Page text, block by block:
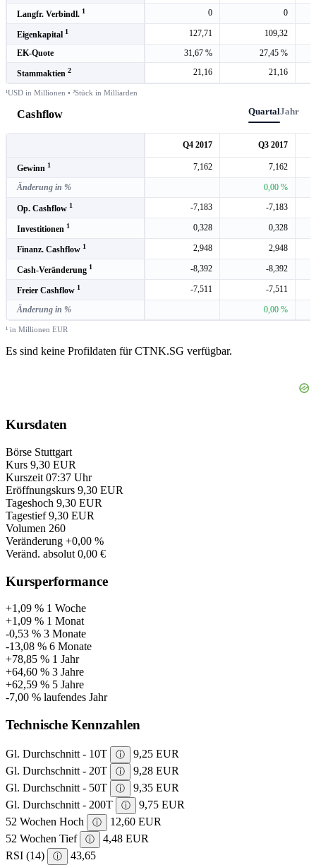
Langfr. Verbindl. 1 0 0
Eigenkapital 1 127,71
109,32
EK-Quote
31,67 % 27,45 %
Stammaktien 2 21,16 21,16
¹USD in Millionen • ²Stück in Milliarden
Cashflow QuartalJahr
Q4 2017 Q3 2017
Gewinn 1 7,162 7,162
Änderung in % 0,00 %
Op. Cashflow 1 -7,183 -7,183
Investitionen 1 0,328 0,328
Finanz. Cashflow 1 2,948 2,948
Cash-Veränderung 1 -8,392 -8,392
Freier Cashflow 1 -7,511 -7,511
Änderung in % 0,00 %
¹ in Millionen EUR
Es sind keine Profildaten für CTNK.SG verfügbar.
Kursdaten
Börse Stuttgart
Kurs 9,30 EUR
Kurszeit 07:37 Uhr
Eröffnungskurs 9,30 EUR
Tageshoch 9,30 EUR
Tagestief 9,30 EUR
Volumen 260
Veränderung +0,00 %
Veränd. absolut 0,00 €
Kursperformance
+1,09 % 1 Woche
+1,09 % 1 Monat
-0,53 % 3 Monate
-13,08 % 6 Monate
+78,85 % 1 Jahr
+64,60 % 3 Jahre
+62,59 % 5 Jahre
-7,00 % laufendes Jahr
Technische Kennzahlen
Gl. Durchschnitt - 10T ⓘ
9,25 EUR
Gl. Durchschnitt - 20T
ⓘ
9,28 EUR
Gl. Durchschnitt - 50T
ⓘ
9,35 EUR
Gl. Durchschnitt - 200T
ⓘ
9,75 EUR
52 Wochen Hoch
ⓘ
12,60 EUR
52 Wochen Tief
ⓘ
4,48 EUR
RSI (14)
ⓘ
43,65